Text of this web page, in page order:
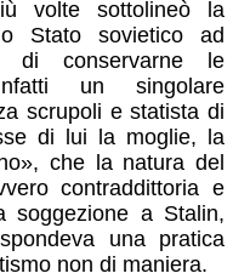
volte sottolineò la
Stato sovietico ad
di conservarne le
un singolare
scrupoli e statista di
di lui la moglie, la
che la natura del
contraddittoria e
soggezione a Stalin,
una pratica
non di maniera.